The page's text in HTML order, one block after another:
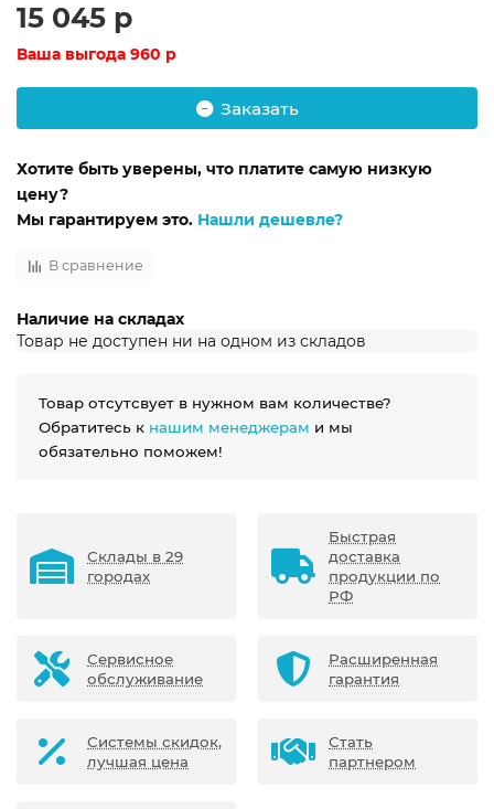
15 045 р
Ваша выгода 960 р
Заказать
Хотите быть уверены, что платите самую низкую
цену?
Мы гарантируем это. Нашли дешевле?
В сравнение
Наличие на складах
Товар не доступен ни на одном из складов
Товар отсутсвует в нужном вам количестве?
Обратитесь к нашим менеджерам и мы
обязательно поможем!
Склады в 29
городах
Быстрая
доставка
продукции по
РФ
Сервисное
обслуживание
Расширенная
гарантия
Системы скидок,
лучшая цена
Стать
партнером